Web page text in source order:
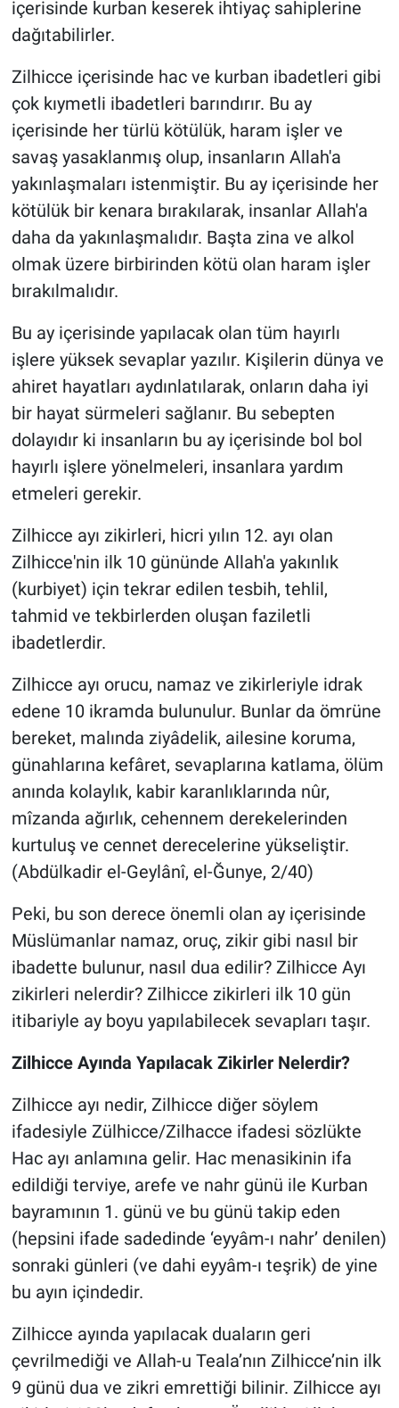
içerisinde kurban keserek ihtiyaç sahiplerine
dağıtabilirler.
Zilhicce içerisinde hac ve kurban ibadetleri gibi
çok kıymetli ibadetleri barındırır. Bu ay
içerisinde her türlü kötülük, haram işler ve
savaş yasaklanmış olup, insanların Allah'a
yakınlaşmaları istenmiştir. Bu ay içerisinde her
kötülük bir kenara bırakılarak, insanlar Allah'a
daha da yakınlaşmalıdır. Başta zina ve alkol
olmak üzere birbirinden kötü olan haram işler
bırakılmalıdır.
Bu ay içerisinde yapılacak olan tüm hayırlı
işlere yüksek sevaplar yazılır. Kişilerin dünya ve
ahiret hayatları aydınlatılarak, onların daha iyi
bir hayat sürmeleri sağlanır. Bu sebepten
dolayıdır ki insanların bu ay içerisinde bol bol
hayırlı işlere yönelmeleri, insanlara yardım
etmeleri gerekir.
Zilhicce ayı zikirleri, hicri yılın 12. ayı olan
Zilhicce'nin ilk 10 gününde Allah'a yakınlık
(kurbiyet) için tekrar edilen tesbih, tehlil,
tahmid ve tekbirlerden oluşan faziletli
ibadetlerdir.
Zilhicce ayı orucu, namaz ve zikirleriyle idrak
edene 10 ikramda bulunulur. Bunlar da ömrüne
bereket, malında ziyâdelik, ailesine koruma,
günahlarına kefâret, sevaplarına katlama, ölüm
anında kolaylık, kabir karanlıklarında nûr,
mîzanda ağırlık, cehennem derekelerinden
kurtuluş ve cennet derecelerine yükseliştir.
(Abdülkadir el-Geylânî, el-Ğunye, 2/40)
Peki, bu son derece önemli olan ay içerisinde
Müslümanlar namaz, oruç, zikir gibi nasıl bir
ibadette bulunur, nasıl dua edilir? Zilhicce Ayı
zikirleri nelerdir? Zilhicce zikirleri ilk 10 gün
itibariyle ay boyu yapılabilecek sevapları taşır.
Zilhicce Ayında Yapılacak Zikirler Nelerdir?
Zilhicce ayı nedir, Zilhicce diğer söylem
ifadesiyle Zülhicce/Zilhacce ifadesi sözlükte
Hac ayı anlamına gelir. Hac menasikinin ifa
edildiği terviye, arefe ve nahr günü ile Kurban
bayramının 1. günü ve bu günü takip eden
(hepsini ifade sadedinde ‘eyyâm-ı nahr’ denilen)
sonraki günleri (ve dahi eyyâm-ı teşrik) de yine
bu ayın içindedir.
Zilhicce ayında yapılacak duaların geri
çevrilmediği ve Allah-u Teala’nın Zilhicce’nin ilk
9 günü dua ve zikri emrettiği bilinir. Zilhicce ayı